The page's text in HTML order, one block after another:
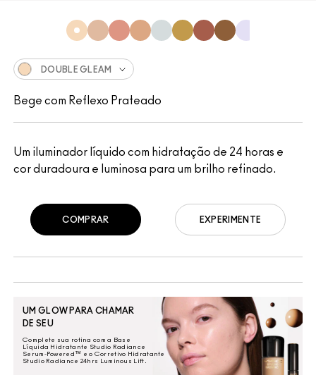
Um iluminador líquido com hidratação de 24 horas e
cor duradoura e luminosa para um brilho refinado.
DOUBLE GLEAM
Bege com Reflexo Prateado
UM GLOW PARA CHAMAR
DE SEU
Complete sua rotina com a Base
Líquida Hidratante Studio Radiance
Serum-Powered™ e o Corretivo Hidratante
Studio Radiance 24hrs Luminous Lift.
EXPERIMENTE
COMPRAR